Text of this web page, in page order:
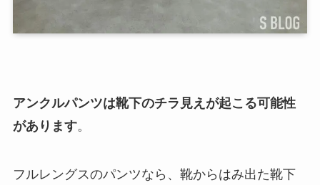
アンクルパンツは靴下のチラ見えが起こる可能性
があります。
フルレングスのパンツなら、靴からはみ出た靴下